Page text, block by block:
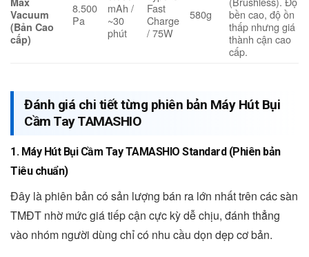
Vacuum
(Bản Cao
cấp)
8.500
Pa
mAh /
~30
phút
Fast
Charge
/ 75W
580g
bền cao, độ ồn
thấp nhưng giá
thành cận cao
cấp.
Đánh giá chi tiết từng phiên bản Máy Hút Bụi
Cầm Tay TAMASHIO
1. Máy Hút Bụi Cầm Tay TAMASHIO Standard (Phiên bản
Tiêu chuẩn)
Đây là phiên bản có sản lượng bán ra lớn nhất trên các sàn
TMĐT nhờ mức giá tiếp cận cực kỳ dễ chịu, đánh thẳng
vào nhóm người dùng chỉ có nhu cầu dọn dẹp cơ bản.